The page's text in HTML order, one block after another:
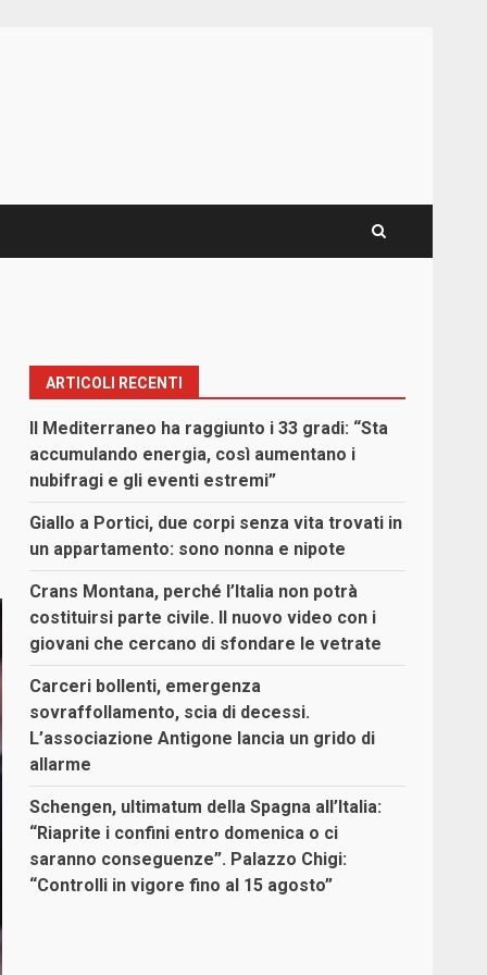
ARTICOLI RECENTI
Il Mediterraneo ha raggiunto i 33 gradi: “Sta
accumulando energia, così aumentano i
nubifragi e gli eventi estremi”
Giallo a Portici, due corpi senza vita trovati in
un appartamento: sono nonna e nipote
Crans Montana, perché l’Italia non potrà
costituirsi parte civile. Il nuovo video con i
giovani che cercano di sfondare le vetrate
Carceri bollenti, emergenza
sovraffollamento, scia di decessi.
L’associazione Antigone lancia un grido di
allarme
Schengen, ultimatum della Spagna all’Italia:
“Riaprite i confini entro domenica o ci
saranno conseguenze”. Palazzo Chigi:
“Controlli in vigore fino al 15 agosto”